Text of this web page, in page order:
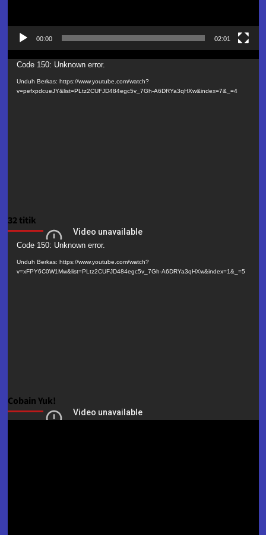
00:00 02:01
Pemutar
Video
Code 150: Unknown error.
Unduh Berkas: https://www.youtube.com/watch?
v=pefxpdcueJY&list=PLtz2CUFJD484egc5v_7Gh-A6DRYa3qHXw&index=7&_=4
32 titik
Pemutar
Video
Code 150: Unknown error.
Unduh Berkas: https://www.youtube.com/watch?
v=xFPY6C0W1Mw&list=PLtz2CUFJD484egc5v_7Gh-A6DRYa3qHXw&index=1&_=5
Cobain Yuk!